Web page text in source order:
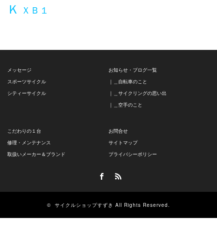
Ｋ
ＸＢ１
メッセージ
スポーツサイクル
シティーサイクル
お知らせ・ブログ一覧
｜＿自転車のこと
｜＿サイクリングの思い出
｜＿空手のこと
こだわりの１台
修理・メンテナンス
取扱いメーカー＆ブランド
お問合せ
サイトマップ
プライバシーポリシー
© サイクルショップすずき All Rights Reserved.